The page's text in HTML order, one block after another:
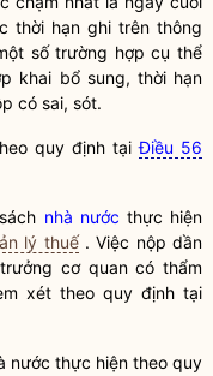
thời hạn ghi trên thông
số trường hợp cụ thể
khai bổ sung, thời hạn
có sai, sót.
quy định tạiĐiều 56
nhà nước thực hiện
lý thuế. Việc nộp dần
cơ quan có thẩm
xét theo quy định tại
nước thực hiện theo quy